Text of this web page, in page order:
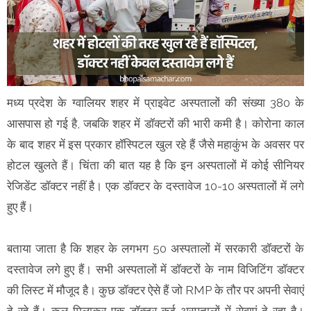
मध्य प्रदेश के ग्वालियर शहर में प्राइवेट अस्पतालों की संख्या 380 के
आसपास हो गई है, जबकि शहर में डॉक्टरों की भारी कमी है। कोरोना काल
के बाद शहर में इस प्रकार हॉस्पिटल खुल रहे हैं जैसे महाकुंभ के अवसर पर
होटल खुलते हैं। चिंता की बात यह है कि इन अस्पतालों में कोई सीनियर
रेजिडेंट डॉक्टर नहीं है। एक डॉक्टर के दस्तावेज 10-10 अस्पतालों में लगे
हुए हैं।
बताया जाता है कि शहर के लगभग 50 अस्पतालों में सरकारी डॉक्टरों के
दस्तावेज लगे हुए हैं। सभी अस्पतालों में डॉक्टरों के नाम विजिटिंग डॉक्टर
की लिस्ट में मौजूद है। कुछ डॉक्टर ऐसे हैं जो RMP के तौर पर अपनी सेवाएं